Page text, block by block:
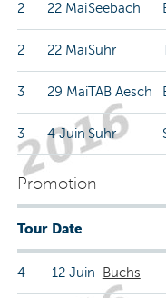
2 22 MaiSeebach
2 22 MaiSuhr
3 29 MaiTAB Aesch
3 4 Juin Suhr
Promotion
Tour Date
4 12 Juin Buchs